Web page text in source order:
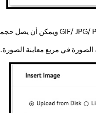
في مربع معاينة الصورة.